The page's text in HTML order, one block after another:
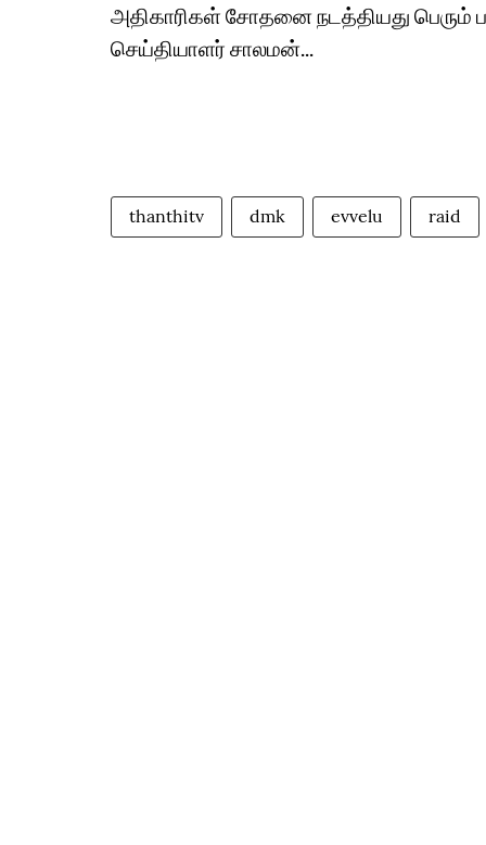
அதிகாரிகள் சோதனை நடத்தியது பெரும்
செய்தியாளர் சாலமன்...
thanthitv dmk evvelu raid